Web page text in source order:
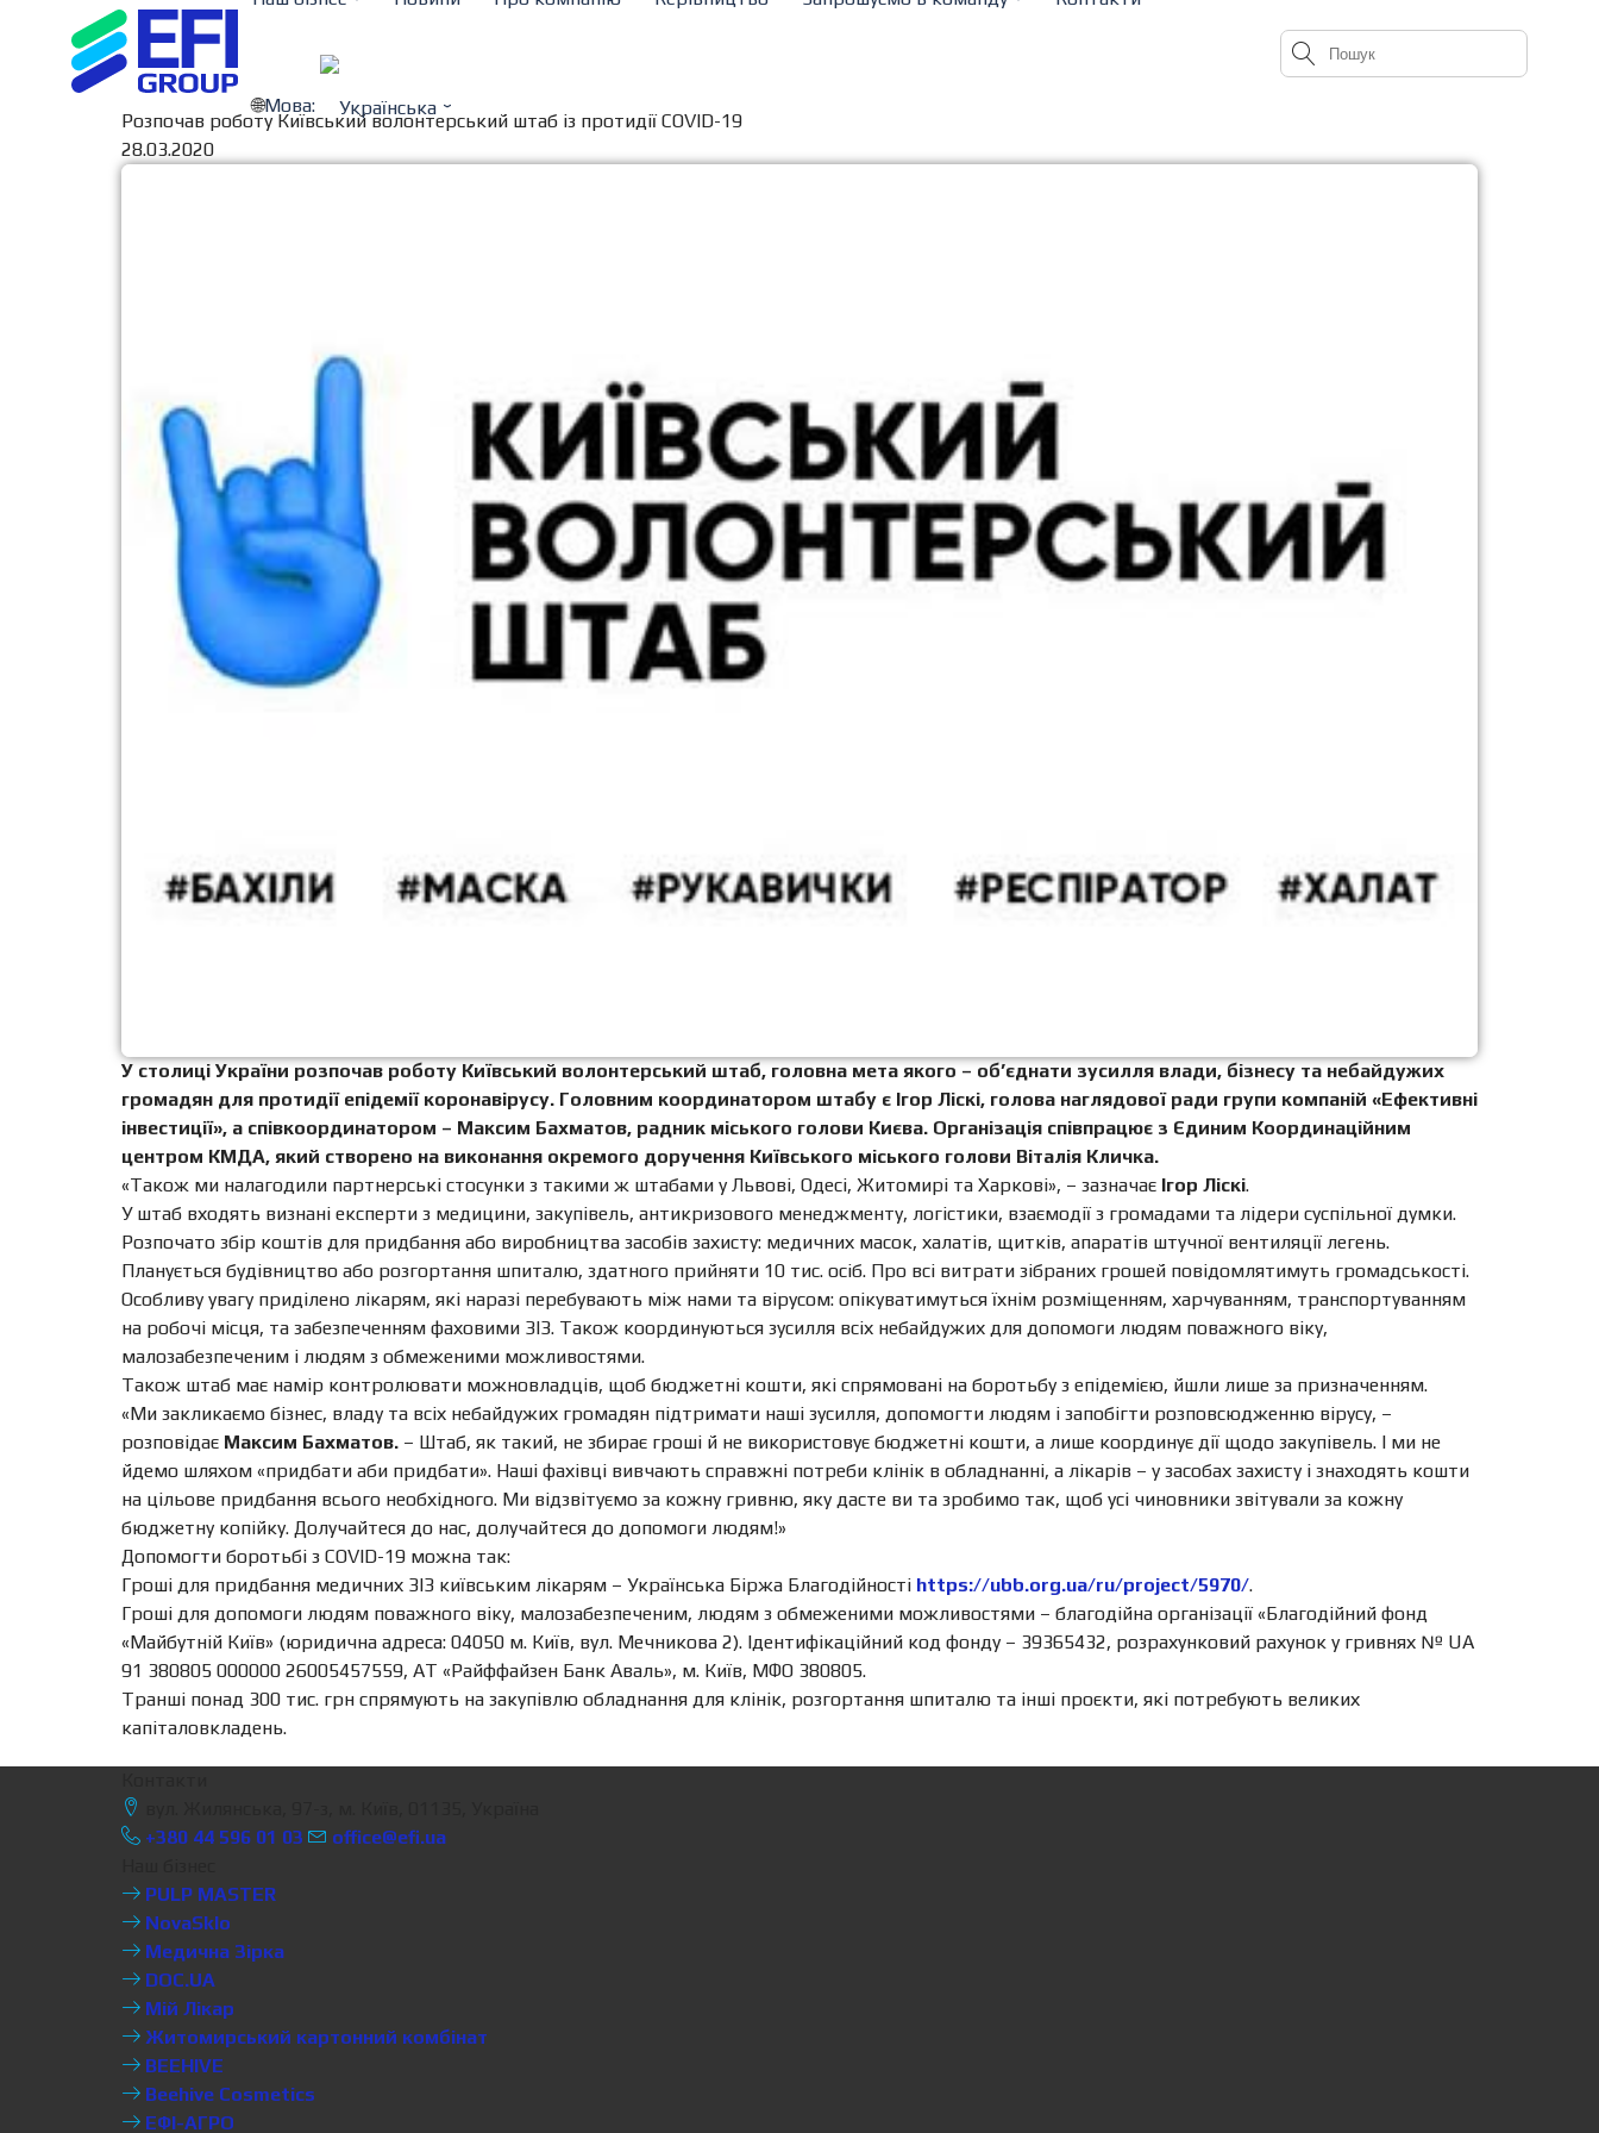
Мова:
Розпочав роботу Київський волонтерський штаб із протидії COVID-19
28.03.2020
У столиці України розпочав роботу Київський волонтерський штаб, головна мета якого – об’єднати зусилля влади, бізнесу та небайдужих
громадян для протидії епідемії коронавірусу. Головним координатором штабу є Ігор Ліскі, голова наглядової ради групи компаній «Ефективні
інвестиції», а співкоординатором – Максим Бахматов, радник міського голови Києва. Організація співпрацює з Єдиним Координаційним
центром КМДА, який створено на виконання окремого доручення Київського міського голови Віталія Кличка.
«Також ми налагодили партнерські стосунки з такими ж штабами у Львові, Одесі, Житомирі та Харкові», – зазначає Ігор Ліскі.
У штаб входять визнані експерти з медицини, закупівель, антикризового менеджменту, логістики, взаємодії з громадами та лідери суспільної думки.
Розпочато збір коштів для придбання або виробництва засобів захисту: медичних масок, халатів, щитків, апаратів штучної вентиляції легень.
Планується будівництво або розгортання шпиталю, здатного прийняти 10 тис. осіб. Про всі витрати зібраних грошей повідомлятимуть громадськості.
Особливу увагу приділено лікарям, які наразі перебувають між нами та вірусом: опікуватимуться їхнім розміщенням, харчуванням, транспортуванням
на робочі місця, та забезпеченням фаховими ЗІЗ. Також координуються зусилля всіх небайдужих для допомоги людям поважного віку,
малозабезпеченим і людям з обмеженими можливостями.
Також штаб має намір контролювати можновладців, щоб бюджетні кошти, які спрямовані на боротьбу з епідемією, йшли лише за призначенням.
«Ми закликаємо бізнес, владу та всіх небайдужих громадян підтримати наші зусилля, допомогти людям і запобігти розповсюдженню вірусу, –
розповідає Максим Бахматов. – Штаб, як такий, не збирає гроші й не використовує бюджетні кошти, а лише координує дії щодо закупівель. І ми не
йдемо шляхом «придбати аби придбати». Наші фахівці вивчають справжні потреби клінік в обладнанні, а лікарів – у засобах захисту і знаходять кошти
на цільове придбання всього необхідного. Ми відзвітуємо за кожну гривню, яку дасте ви та зробимо так, щоб усі чиновники звітували за кожну
бюджетну копійку. Долучайтеся до нас, долучайтеся до допомоги людям!»
Допомогти боротьбі з COVID-19 можна так:
Гроші для придбання медичних ЗІЗ київським лікарям – Українська Біржа Благодійності https://ubb.org.ua/ru/project/5970/.
Гроші для допомоги людям поважного віку, малозабезпеченим, людям з обмеженими можливостями – благодійна організації «Благодійний фонд
«Майбутній Київ» (юридична адреса: 04050 м. Київ, вул. Мечникова 2). Ідентифікаційний код фонду – 39365432, розрахунковий рахунок у гривнях № UA
91 380805 000000 26005457559, АТ «Райффайзен Банк Аваль», м. Київ, МФО 380805.
Транші понад 300 тис. грн спрямують на закупівлю обладнання для клінік, розгортання шпиталю та інші проєкти, які потребують великих
капіталовкладень.
+380 44 596 01 03
office@efi.ua
PULP MASTER
NovaSklo
Медична Зірка
DOC.UA
Мій Лікар
Житомирський картонний комбінат
BEEHIVE
Beehive Cosmetics
ЕФІ-АГРО